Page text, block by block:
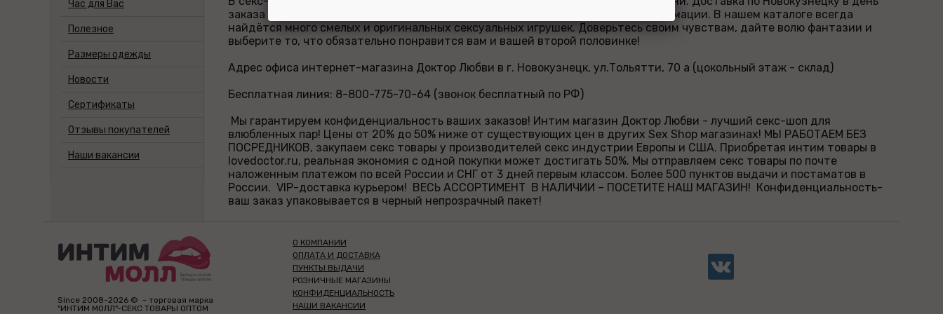
заказа наших секс игрушек в СЕКРЕТНОМ ПАКЕТЕ без надписей и лишней информации. В нашем каталоге всегда
найдётся много смелых и оригинальных сексуальных игрушек. Доверьтесь своим чувствам, дайте волю фантазии и
выберите то, что обязательно понравится вам и вашей второй половинке!
Адрес офиса интернет-магазина Доктор Любви в г. Новокузнецк, ул.Тольятти, 70 а (цокольный этаж - склад)
Бесплатная линия: 8-800-775-70-64 (звонок бесплатный по РФ)
Мы гарантируем конфиденциальность ваших заказов! Интим магазин Доктор Любви - лучший секс-шоп для
влюбленных пар! Цены от 20% до 50% ниже от существующих цен в других Sex Shop магазинах! МЫ РАБОТАЕМ БЕЗ
ПОСРЕДНИКОВ, закупаем секс товары у производителей секс индустрии Европы и США. Приобретая интим товары в
lovedoctor.ru, реальная экономия с одной покупки может достигать 50%. Мы отправляем секс товары по почте
наложенным платежом по всей России и СНГ от 3 дней первым классом. Более 500 пунктов выдачи и постаматов в
России. VIP-доставка курьером! ВЕСЬ АССОРТИМЕНТ В НАЛИЧИИ – ПОСЕТИТЕ НАШ МАГАЗИН! Конфиденциальность-
ваш заказ упаковывается в черный непрозрачный пакет!
Час для Вас
Полезное
Размеры одежды
Новости
Сертификаты
Отзывы покупателей
Наши вакансии
Since 2008-2026 © - торговая марка
"ИНТИМ МОЛЛ"-СЕКС ТОВАРЫ ОПТОМ
О КОМПАНИИ
ОПЛАТА И ДОСТАВКА
ПУНКТЫ ВЫДАЧИ
РОЗНИЧНЫЕ МАГАЗИНЫ
КОНФИДЕНЦИАЛЬНОСТЬ
НАШИ ВАКАНСИИ